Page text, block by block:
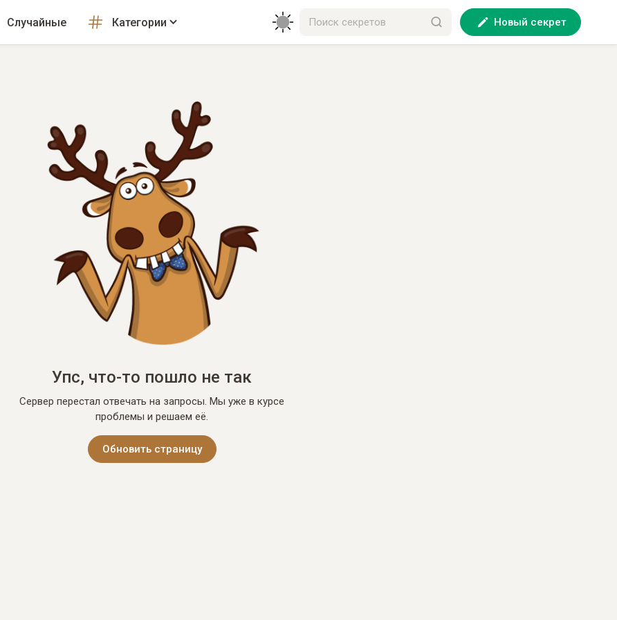
Случайные Категории Новый секрет
Упс, что-то пошло не так
Сервер перестал отвечать на запросы. Мы уже в курсе
проблемы и решаем её.
Обновить страницу